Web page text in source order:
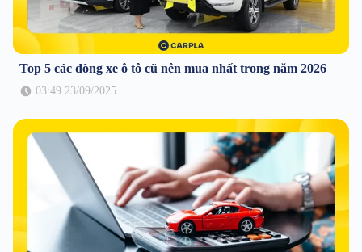
Top 5 các dòng xe ô tô cũ nên mua nhất trong năm 2026
03:49 23/09/2025